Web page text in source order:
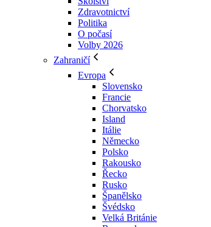
Zdravotnictví
Politika
O počasí
Volby 2026
Zahraničí
Evropa
Slovensko
Francie
Chorvatsko
Island
Itálie
Německo
Polsko
Rakousko
Řecko
Rusko
Španělsko
Švédsko
Velká Británie